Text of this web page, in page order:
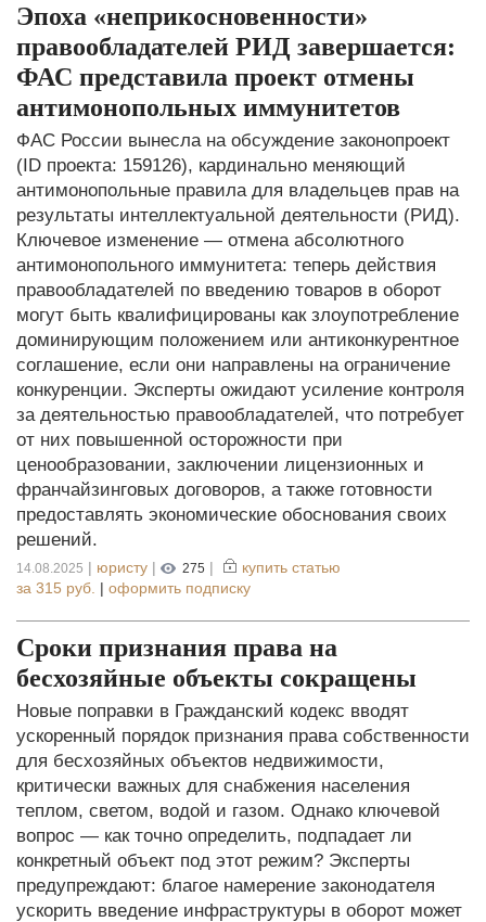
Эпоха «неприкосновенности»
правообладателей РИД завершается:
ФАС представила проект отмены
антимонопольных иммунитетов
ФАС России вынесла на обсуждение законопроект
(ID проекта: 159126), кардинально меняющий
антимонопольные правила для владельцев прав на
результаты интеллектуальной деятельности (РИД).
Ключевое изменение — отмена абсолютного
антимонопольного иммунитета: теперь действия
правообладателей по введению товаров в оборот
могут быть квалифицированы как злоупотребление
доминирующим положением или антиконкурентное
соглашение, если они направлены на ограничение
конкуренции. Эксперты ожидают усиление контроля
за деятельностью правообладателей, что потребует
от них повышенной осторожности при
ценообразовании, заключении лицензионных и
франчайзинговых договоров, а также готовности
предоставлять экономические обоснования своих
решений.
14.08.2025 | юристу | 275 |
купить статью
за 315 руб. | оформить подписку
Сроки признания права на
бесхозяйные объекты сокращены
Новые поправки в Гражданский кодекс вводят
ускоренный порядок признания права собственности
для бесхозяйных объектов недвижимости,
критически важных для снабжения населения
теплом, светом, водой и газом. Однако ключевой
вопрос — как точно определить, подпадает ли
конкретный объект под этот режим? Эксперты
предупреждают: благое намерение законодателя
ускорить введение инфраструктуры в оборот может